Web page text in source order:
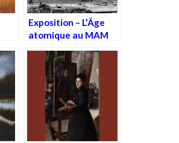
Exposition – L’Âge
atomique au MAM